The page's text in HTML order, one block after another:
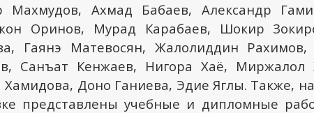
Махмудов, Ахмад Бабаев, Александр
Оринов, Мурад Карабаев, Шокир
Гаянэ Матевосян, Жалолиддин
Санъат Кенжаев, Нигора Хаё, Миржалол
Хамидова, Доно Ганиева, Эдие Яглы. Также,
представлены учебные и дипломные